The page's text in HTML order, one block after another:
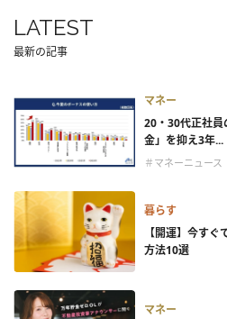
LATEST
最新の記事
マネー
20・30代正社員
金」を抑え3年...
＃マネーニュース
暮らす
【開運】今す
方法10選
マネー